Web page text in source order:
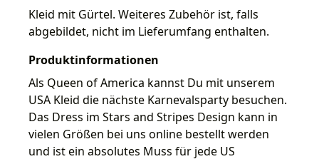
Kleid mit Gürtel. Weiteres Zubehör ist, falls
abgebildet, nicht im Lieferumfang enthalten.
Produktinformationen
Als Queen of America kannst Du mit unserem
USA Kleid die nächste Karnevalsparty besuchen.
Das Dress im Stars and Stripes Design kann in
vielen Größen bei uns online bestellt werden
und ist ein absolutes Muss für jede US